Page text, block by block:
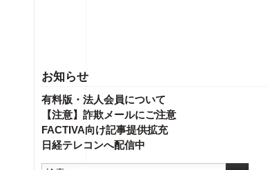
お知らせ
有料版・法人会員について
【注意】詐欺メールにご注意
FACTIVA向け記事提供拡充
日経テレコンへ配信中